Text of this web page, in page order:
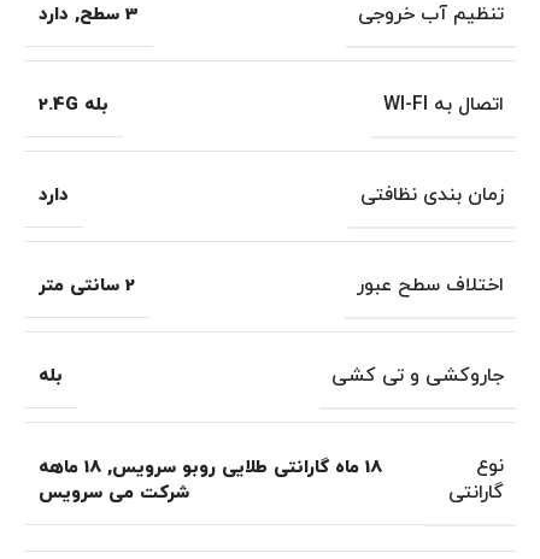
تنظیم آب خروجی 3 سطح , دارد
اتصال به WI-FI بله 2.4G
زمان بندی نظافتی دارد
اختلاف سطح عبور 2 سانتی متر
جاروکشی و تی کشی بله
نوع
گارانتی
18 ماه گارانتی طلایی روبو سرویس ,
18 ماهه
شرکت می سرویس